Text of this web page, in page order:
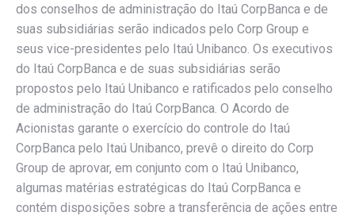
dos conselhos de administração do Itaú CorpBanca e de
suas subsidiárias serão indicados pelo Corp Group e
seus vice-presidentes pelo Itaú Unibanco. Os executivos
do Itaú CorpBanca e de suas subsidiárias serão
propostos pelo Itaú Unibanco e ratificados pelo conselho
de administração do Itaú CorpBanca. O Acordo de
Acionistas garante o exercício do controle do Itaú
CorpBanca pelo Itaú Unibanco, prevê o direito do Corp
Group de aprovar, em conjunto com o Itaú Unibanco,
algumas matérias estratégicas do Itaú CorpBanca e
contém disposições sobre a transferência de ações entre